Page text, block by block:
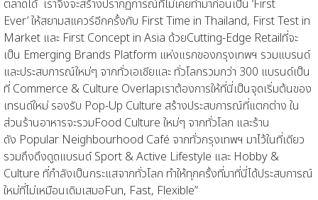
ตลาดได้ เราจึงจะสร้างปรากฏการณ์ที่ไม่เคยทำมาก่อนเป็น ‘First
Ever’ให้สยามสแควร์อีกครั้งกับ FirstTime in Thailand, First Test in
Market และ First Concept in Asia ด้วยCutting-Edge Retailที่จะ
เป็น Emerging Brands Platform แห่งแรกของกรุงเทพฯ รวมแบรนด์
และประสบการณ์ใหม่ๆ จากทั่วเอเชียและ ทั่วโลกรวมกว่า 300 แบรนด์เป็น
ที่ Commerce & Culture Overlapเราต้องการให้ที่นี่เป็นจุดเริ่มต้นของ
เทรนด์ใหม่ รองรับ Pop-Up Culture สร้างประสบการณ์ที่แตกต่าง ใน
ส่วนร้านอาหารจะรวมFood Culture ใหม่ๆ จากทั่วโลก และร้าน
ดัง Popular Neighbourhood Café จากทั่วกรุงเทพฯ มาไว้ในที่เดียว
รวมถึงดึงดูดแบรนด์Sport & Active Lifestyle และ Hobby &
Culture ที่กำลังเป็นกระแสจากทั่วโลก ทำให้ทุกครั้งที่มาที่นี่ได้ประสบการณ์
ใหม่ที่ไม่เหมือนเดิมเสมอFun, Fast, Flexible”